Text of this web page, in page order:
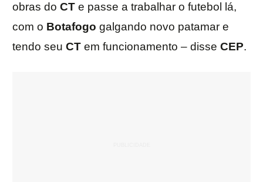
obras do CT e passe a trabalhar o futebol lá,
com o Botafogo galgando novo patamar e
tendo seu CT em funcionamento – disse CEP.